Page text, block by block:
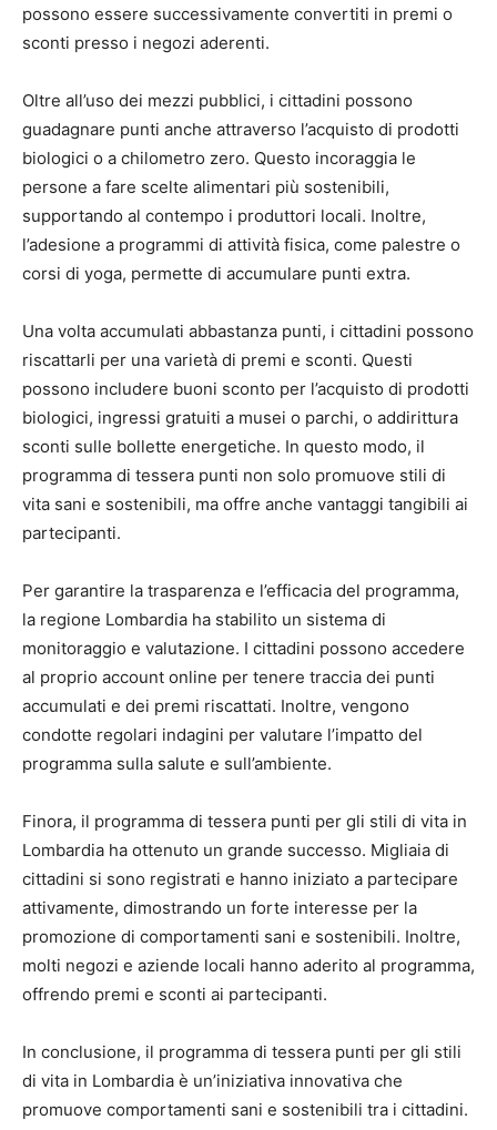
possono essere successivamente convertiti in premi o
sconti presso i negozi aderenti.
Oltre all’uso dei mezzi pubblici, i cittadini possono
guadagnare punti anche attraverso l’acquisto di prodotti
biologici o a chilometro zero. Questo incoraggia le
persone a fare scelte alimentari più sostenibili,
supportando al contempo i produttori locali. Inoltre,
l’adesione a programmi di attività fisica, come palestre o
corsi di yoga, permette di accumulare punti extra.
Una volta accumulati abbastanza punti, i cittadini possono
riscattarli per una varietà di premi e sconti. Questi
possono includere buoni sconto per l’acquisto di prodotti
biologici, ingressi gratuiti a musei o parchi, o addirittura
sconti sulle bollette energetiche. In questo modo, il
programma di tessera punti non solo promuove stili di
vita sani e sostenibili, ma offre anche vantaggi tangibili ai
partecipanti.
Per garantire la trasparenza e l’efficacia del programma,
la regione Lombardia ha stabilito un sistema di
monitoraggio e valutazione. I cittadini possono accedere
al proprio account online per tenere traccia dei punti
accumulati e dei premi riscattati. Inoltre, vengono
condotte regolari indagini per valutare l’impatto del
programma sulla salute e sull’ambiente.
Finora, il programma di tessera punti per gli stili di vita in
Lombardia ha ottenuto un grande successo. Migliaia di
cittadini si sono registrati e hanno iniziato a partecipare
attivamente, dimostrando un forte interesse per la
promozione di comportamenti sani e sostenibili. Inoltre,
molti negozi e aziende locali hanno aderito al programma,
offrendo premi e sconti ai partecipanti.
In conclusione, il programma di tessera punti per gli stili
di vita in Lombardia è un’iniziativa innovativa che
promuove comportamenti sani e sostenibili tra i cittadini.